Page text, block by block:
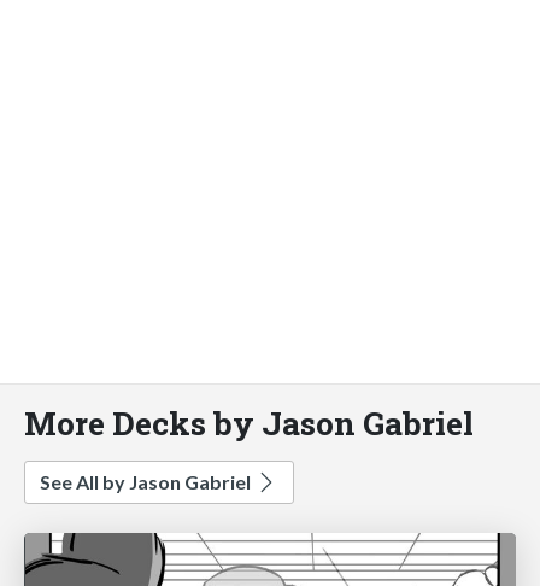
More Decks by Jason Gabriel
See All by Jason Gabriel